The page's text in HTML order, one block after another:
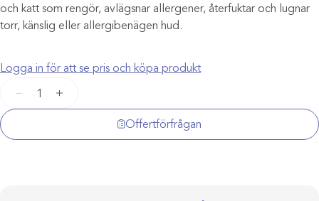
och katt som rengör, avlägsnar allergener, återfuktar och lugnar
torr, känslig eller allergibenägen hud.
Logga in för att se pris och köpa produkt
Mousse
150ml
+
Offertförfrågan